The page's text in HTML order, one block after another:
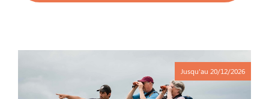
Jusqu'au 20/12/2026